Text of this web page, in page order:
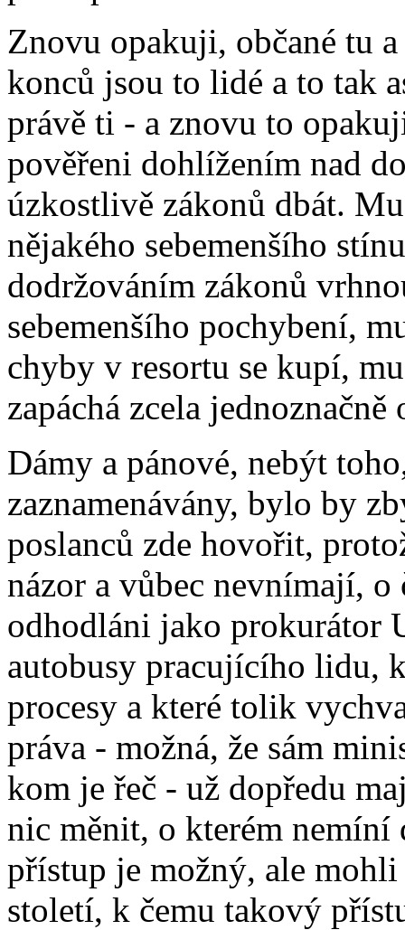
Znovu opakuji, občané tu
konců jsou to lidé a to tak
právě ti - a znovu to
pověřeni dohlížením nad
úzkostlivě zákonů dbát.
nějakého sebemenšího
dodržováním zákonů
sebemenšího pochybení,
chyby v resortu se kupí,
zapáchá zcela
Dámy a pánové, nebýt
zaznamenávány, bylo by
poslanců zde hovořit,
názor a vůbec nevnímají, o
odhodláni jako prokurátor
autobusy pracujícího lidu,
procesy a které tolik
práva - možná, že sám
kom je řeč - už dopředu
nic měnit, o kterém nemíní
přístup je možný, ale
století, k čemu takový